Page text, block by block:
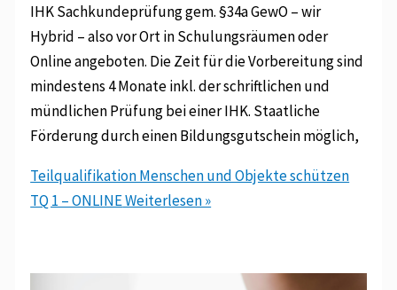
IHK Sachkundeprüfung gem. §34a GewO – wir
Hybrid – also vor Ort in Schulungsräumen oder
Online angeboten. Die Zeit für die Vorbereitung sind
mindestens 4 Monate inkl. der schriftlichen und
mündlichen Prüfung bei einer IHK. Staatliche
Förderung durch einen Bildungsgutschein möglich,
Teilqualifikation Menschen und Objekte schützen
TQ 1 – ONLINEWeiterlesen »